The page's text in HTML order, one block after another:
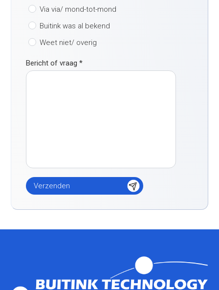
Via via/ mond-tot-mond
Buitink was al bekend
Weet niet/ overig
Bericht of vraag*